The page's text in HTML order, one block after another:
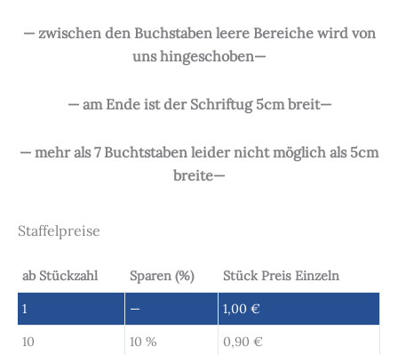
— zwischen den Buchstaben leere Bereiche wird von
uns hingeschoben—
— am Ende ist der Schriftug 5cm breit—
— mehr als 7 Buchtstaben leider nicht möglich als 5cm
breite—
Staffelpreise
ab Stückzahl Sparen (%) Stück Preis Einzeln
1 — 1,00 €
10 10 % 0,90 €